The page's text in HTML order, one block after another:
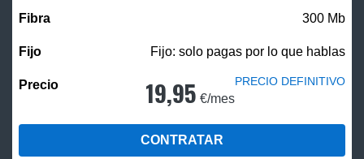
300 Mb
Fijo: solo pagas por lo que hablas
19,95 €/mes
PRECIO DEFINITIVO
CONTRATAR